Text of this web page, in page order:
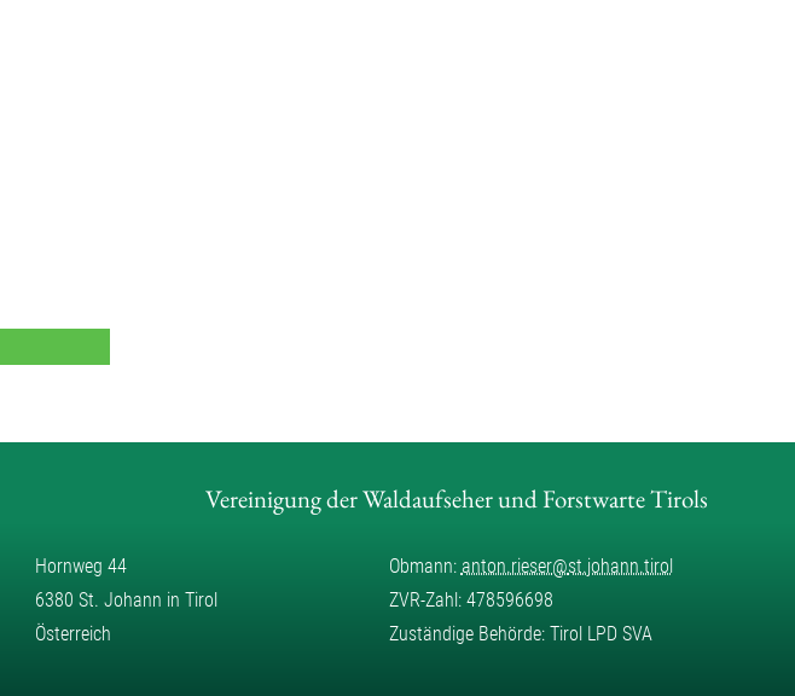
Vereinigung der Waldaufseher und Forstwarte Tirols
Hornweg 44
6380 St. Johann in Tirol
Österreich
Obmann: anton.rieser@st.johann.tirol
ZVR-Zahl: 478596698
Zuständige Behörde: Tirol LPD SVA